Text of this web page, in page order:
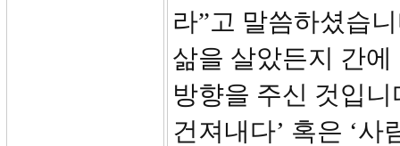
라”고 말씀하셨습
삶을 살았든지 간
방향을 주신 것입니
건져내다’ 혹은 ‘